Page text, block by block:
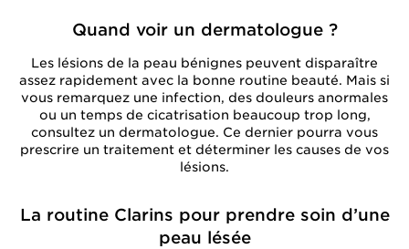
Quand voir un dermatologue ?
Les lésions de la peau bénignes peuvent disparaître
assez rapidement avec la bonne routine beauté. Mais si
vous remarquez une infection, des douleurs anormales
ou un temps de cicatrisation beaucoup trop long,
consultez un dermatologue. Ce dernier pourra vous
prescrire un traitement et déterminer les causes de vos
lésions.
La routine Clarins pour prendre soin d’une
peau lésée